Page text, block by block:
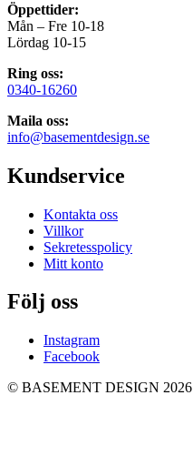
Öppettider:
Mån – Fre 10-18
Lördag 10-15
Ring oss:
0340-16260
Maila oss:
info@basementdesign.se
Kundservice
Kontakta oss
Villkor
Sekretesspolicy
Mitt konto
Följ oss
Instagram
Facebook
© BASEMENT DESIGN 2026